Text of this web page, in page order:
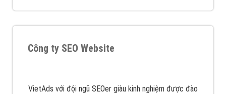
Công ty SEO Website
VietAds với đội ngũ SEOer giàu kinh nghiệm được đào